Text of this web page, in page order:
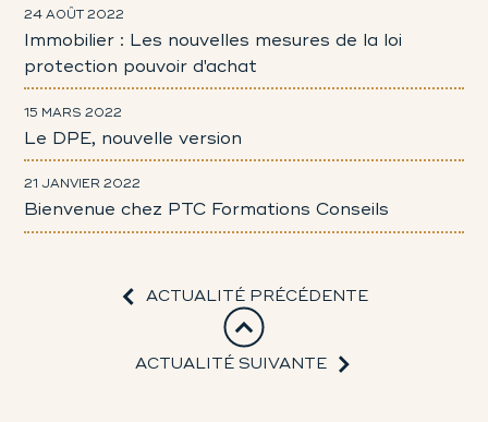
24 AOÛT 2022
Immobilier : Les nouvelles mesures de la loi
protection pouvoir d'achat
15 MARS 2022
Le DPE, nouvelle version
21 JANVIER 2022
Bienvenue chez PTC Formations Conseils
ACTUALITÉ PRÉCÉDENTE
ACTUALITÉ SUIVANTE